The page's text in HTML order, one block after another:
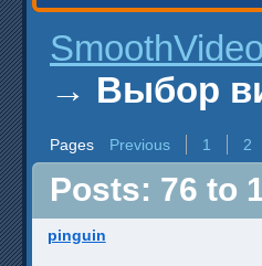
→ Выбор
Pages Previous 1 2
Posts: 76 to
pinguin